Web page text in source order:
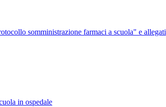
somministrazione farmaci a scuola" e allegati
in ospedale